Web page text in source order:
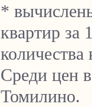
*
квартир за
Среди цен
Томилино.